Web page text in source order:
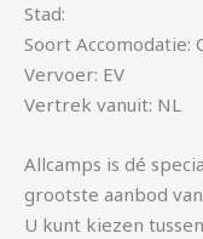
Stad:
Soort Accomodatie:
Vervoer: EV
Vertrek vanuit: NL
Allcamps is dé
grootste aanbod
U kunt kiezen